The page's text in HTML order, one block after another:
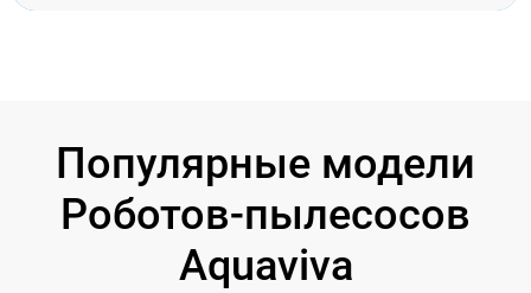
Популярные модели
Роботов-пылесосов
Aquaviva